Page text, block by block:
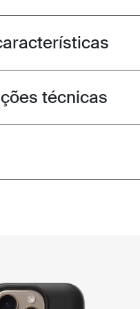
Toggle features
Toggle techspec
técnicas